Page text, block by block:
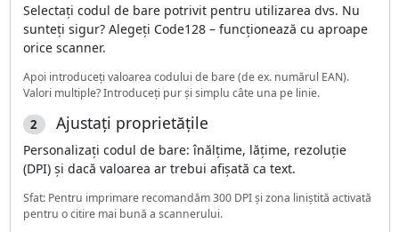
Selectați codul de bare potrivit pentru utilizarea dvs. Nu
sunteți sigur? Alegeți Code128 – funcționează cu aproape
orice scanner.
Apoi introduceți valoarea codului de bare (de ex. numărul EAN).
Valori multiple? Introduceți pur și simplu câte una pe linie.
2 Ajustați proprietățile
Personalizați codul de bare: înălțime, lățime, rezoluție
(DPI) și dacă valoarea ar trebui afișată ca text.
Sfat: Pentru imprimare recomandăm 300 DPI și zona liniștită activată
pentru o citire mai bună a scannerului.